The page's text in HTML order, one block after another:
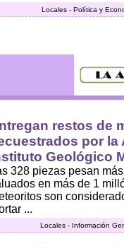
Locales - Política y
restos de
por la
Geológico
328 piezas pesan
en más de 1
son
...
Locales - Información